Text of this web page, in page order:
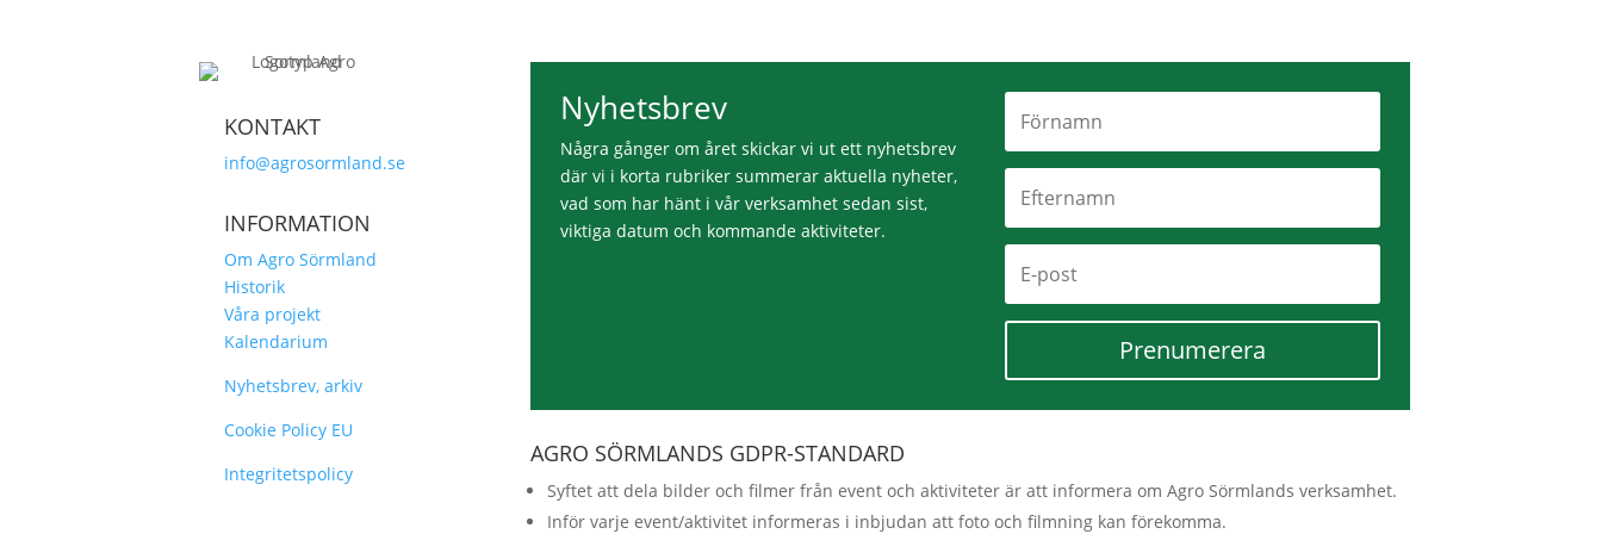
KONTAKT
info@agrosormland.se
INFORMATION
Om Agro Sörmland
Historik
Våra projekt
Kalendarium
Nyhetsbrev, arkiv
Cookie Policy EU
Integritetspolicy
Nyhetsbrev
Några gånger om året skickar vi ut ett nyhetsbrev
där vi i korta rubriker summerar aktuella nyheter,
vad som har hänt i vår verksamhet sedan sist,
viktiga datum och kommande aktiviteter.
Prenumerera
AGRO SÖRMLANDS GDPR-STANDARD
Syftet att dela bilder och filmer från event och aktiviteter är att informera om Agro Sörmlands verksamhet.
Inför varje event/aktivitet informeras i inbjudan att foto och filmning kan förekomma.